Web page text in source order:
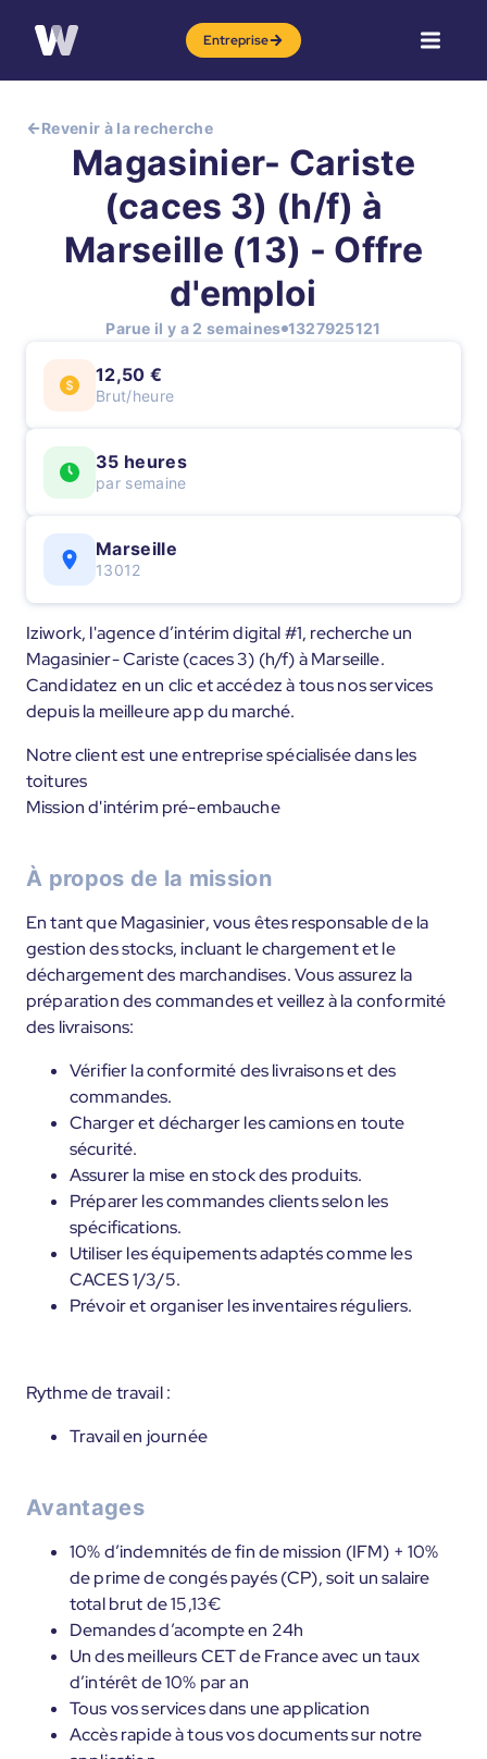
Entreprise
Revenir à la recherche
Magasinier- Cariste
(caces 3) (h/f) à
Marseille (13) - Offre
d'emploi
Parue il y a 2 semaines 1327925121
12,50 €
Brut/heure
35 heures
par semaine
Marseille
13012
Iziwork, l'agence d’intérim digital #1, recherche un
Magasinier- Cariste (caces 3) (h/f) à Marseille.
Candidatez en un clic et accédez à tous nos services
depuis la meilleure app du marché.
Notre client est une entreprise spécialisée dans les
toitures
Mission d'intérim pré-embauche
À propos de la mission
En tant que Magasinier, vous êtes responsable de la
gestion des stocks, incluant le chargement et le
déchargement des marchandises. Vous assurez la
préparation des commandes et veillez à la conformité
des livraisons:
Vérifier la conformité des livraisons et des
commandes.
Charger et décharger les camions en toute
sécurité.
Assurer la mise en stock des produits.
Préparer les commandes clients selon les
spécifications.
Utiliser les équipements adaptés comme les
CACES 1/3/5.
Prévoir et organiser les inventaires réguliers.
Rythme de travail :
Travail en journée
Avantages
10% d’indemnités de fin de mission (IFM) + 10%
de prime de congés payés (CP), soit un salaire
total brut de 15,13€
Demandes d’acompte en 24h
Un des meilleurs CET de France avec un taux
d’intérêt de 10% par an
Tous vos services dans une application
Accès rapide à tous vos documents sur notre